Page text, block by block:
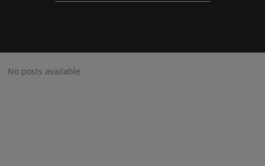
No posts available